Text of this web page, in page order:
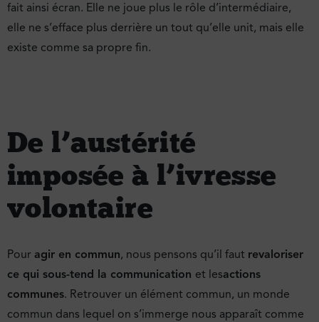
fait ainsi écran. Elle ne joue plus le rôle d’intermédiaire,
elle ne s’efface plus derrière un tout qu’elle unit, mais elle
existe comme sa propre fin.
De l’austérité
imposée à l’ivresse
volontaire
Pour agir en commun, nous pensons qu’il faut revaloriser
ce qui sous-tend la communication et lesactions
communes. Retrouver un élément commun, un monde
commun dans lequel on s’immerge nous apparaît comme